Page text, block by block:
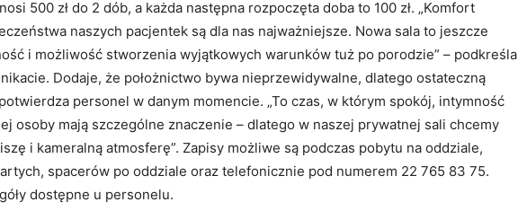
500 zł do 2 dób, a każda następna rozpoczęta doba to 100 zł. „Komfort
naszych pacjentek są dla nas najważniejsze. Nowa sala to jeszcze
i możliwość stworzenia wyjątkowych warunków tuż po porodzie” – podkreśla
Dodaje, że położnictwo bywa nieprzewidywalne, dlatego ostateczną
personel w danym momencie. „To czas, w którym spokój, intymność
osoby mają szczególne znaczenie – dlatego w naszej prywatnej sali chcemy
i kameralną atmosferę”. Zapisy możliwe są podczas pobytu na oddziale,
spacerów po oddziale oraz telefonicznie pod numerem 22 765 83 75.
dostępne u personelu.